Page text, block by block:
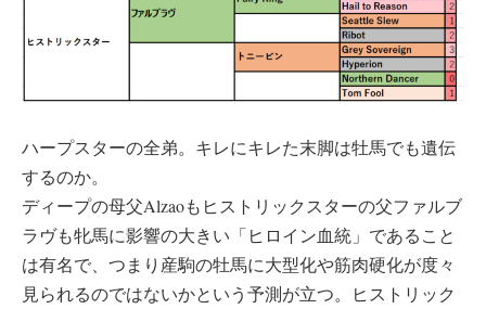
ハープスターの全弟。キレにキレた末脚は牡馬でも遺伝
するのか。
ディープの母父Alzaoもヒストリックスターの父ファルブ
ラヴも牝馬に影響の大きい「ヒロイン血統」であること
は有名で、つまり産駒の牡馬に大型化や筋肉硬化が度々
見られるのではないかという予測が立つ。ヒストリック